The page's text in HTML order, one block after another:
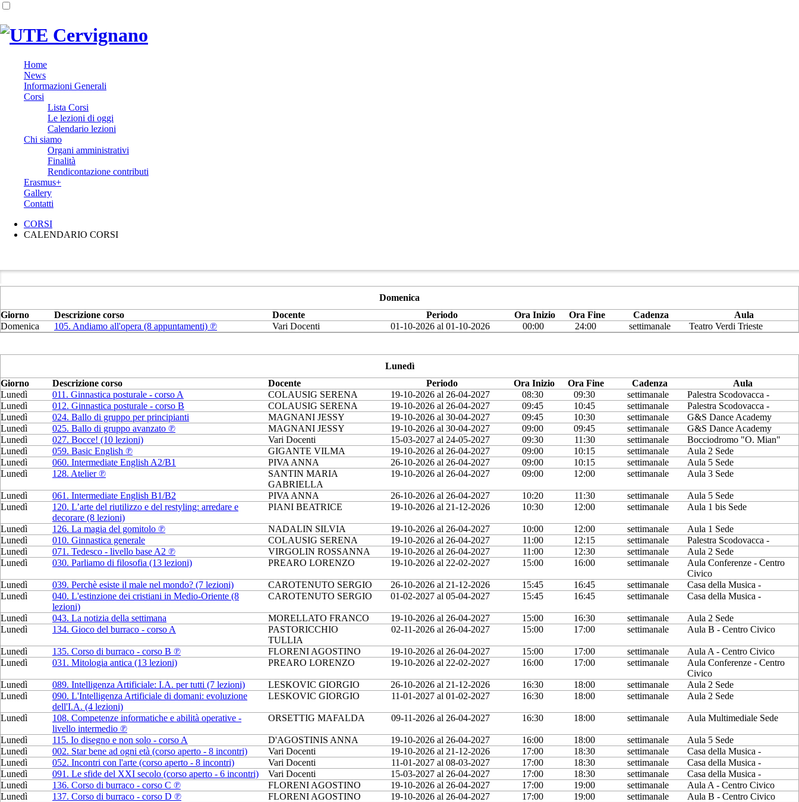
Home
News
Informazioni Generali
Corsi
Lista Corsi
Le lezioni di oggi
Calendario lezioni
Chi siamo
Organi amministrativi
Finalità
Rendicontazione contributi
Erasmus+
Gallery
Contatti
CORSI
CALENDARIO CORSI
Domenica
Giorno
Descrizione corso Docente Periodo Ora Inizio Ora Fine Cadenza
Aula
Domenica
105. Andiamo all'opera (8 appuntamenti) ℗ Vari Docenti 01-10-2026 al 01-10-2026 00:00 24:00 settimanale Teatro Verdi Trieste
Lunedì
Giorno
Descrizione corso Docente Periodo Ora Inizio Ora Fine Cadenza
Aula
Lunedì
011. Ginnastica posturale - corso A COLAUSIG SERENA 19-10-2026 al 26-04-2027 08:30 09:30 settimanale
Palestra Scodovacca -
Lunedì
012. Ginnastica posturale - corso B COLAUSIG SERENA 19-10-2026 al 26-04-2027 09:45 10:45 settimanale
Palestra Scodovacca -
Lunedì
024. Ballo di gruppo per principianti MAGNANI JESSY 19-10-2026 al 30-04-2027 09:45 10:30 settimanale
G&S Dance Academy
Lunedì
025. Ballo di gruppo avanzato ℗ MAGNANI JESSY 19-10-2026 al 30-04-2027 09:00 09:45 settimanale
G&S Dance Academy
Lunedì
027. Bocce! (10 lezioni) Vari Docenti 15-03-2027 al 24-05-2027 09:30 11:30 settimanale
Bocciodromo "O. Mian"
Lunedì
059. Basic English ℗ GIGANTE VILMA 19-10-2026 al 26-04-2027 09:00 10:15 settimanale
Aula 2 Sede
Lunedì
060. Intermediate English A2/B1 PIVA ANNA 26-10-2026 al 26-04-2027 09:00 10:15 settimanale
Aula 5 Sede
Lunedì
128. Atelier ℗
SANTIN MARIA
GABRIELLA
19-10-2026 al 26-04-2027 09:00 12:00 settimanale Aula 3 Sede
Lunedì 061. Intermediate English B1/B2 PIVA ANNA 26-10-2026 al 26-04-2027 10:20 11:30 settimanale
Aula 5 Sede
Lunedì
120. L’arte del riutilizzo e del restyling: arredare e
decorare (8 lezioni)
PIANI BEATRICE 19-10-2026 al 21-12-2026 10:30 12:00 settimanale Aula 1 bis Sede
Lunedì 126. La magia del gomitolo ℗ NADALIN SILVIA 19-10-2026 al 26-04-2027 10:00 12:00 settimanale
Aula 1 Sede
Lunedì
010. Ginnastica generale COLAUSIG SERENA 19-10-2026 al 26-04-2027 11:00 12:15 settimanale
Palestra Scodovacca -
Lunedì
071. Tedesco - livello base A2 ℗ VIRGOLIN ROSSANNA 19-10-2026 al 26-04-2027 11:00 12:30 settimanale
Aula 2 Sede
Lunedì
030. Parliamo di filosofia (13 lezioni) PREARO LORENZO 19-10-2026 al 22-02-2027 15:00 16:00 settimanale
Aula Conferenze - Centro
Civico
Lunedì
039. Perchè esiste il male nel mondo? (7 lezioni) CAROTENUTO SERGIO 26-10-2026 al 21-12-2026 15:45 16:45 settimanale
Casa della Musica -
Lunedì
040. L'estinzione dei cristiani in Medio-Oriente (8
lezioni)
CAROTENUTO SERGIO 01-02-2027 al 05-04-2027 15:45 16:45 settimanale Casa della Musica -
Lunedì 043. La notizia della settimana MORELLATO FRANCO 19-10-2026 al 26-04-2027 15:00 16:30 settimanale
Aula 2 Sede
Lunedì
134. Gioco del burraco - corso A
PASTORICCHIO
TULLIA
02-11-2026 al 26-04-2027 15:00 17:00 settimanale Aula B - Centro Civico
Lunedì 135. Corso di burraco - corso B ℗ FLORENI AGOSTINO 19-10-2026 al 26-04-2027 15:00 17:00 settimanale
Aula A - Centro Civico
Lunedì
031. Mitologia antica (13 lezioni) PREARO LORENZO 19-10-2026 al 22-02-2027 16:00 17:00 settimanale
Aula Conferenze - Centro
Civico
Lunedì
089. Intelligenza Artificiale: I.A. per tutti (7 lezioni) LESKOVIC GIORGIO 26-10-2026 al 21-12-2026 16:30 18:00 settimanale
Aula 2 Sede
Lunedì
090. L'Intelligenza Artificiale di domani: evoluzione
dell'I.A. (4 lezioni)
LESKOVIC GIORGIO 11-01-2027 al 01-02-2027 16:30 18:00 settimanale Aula 2 Sede
Lunedì
108. Competenze informatiche e abilità operative -
livello intermedio ℗
ORSETTIG MAFALDA 09-11-2026 al 26-04-2027 16:30 18:00 settimanale Aula Multimediale Sede
Lunedì 115. Io disegno e non solo - corso A D'AGOSTINIS ANNA 19-10-2026 al 26-04-2027 16:00 18:00 settimanale
Aula 5 Sede
Lunedì
002. Star bene ad ogni età (corso aperto - 8 incontri) Vari Docenti 19-10-2026 al 21-12-2026 17:00 18:30 settimanale
Casa della Musica -
Lunedì
052. Incontri con l'arte (corso aperto - 8 incontri) Vari Docenti 11-01-2027 al 08-03-2027 17:00 18:30 settimanale
Casa della Musica -
Lunedì
091. Le sfide del XXI secolo (corso aperto - 6 incontri) Vari Docenti 15-03-2027 al 26-04-2027 17:00 18:30 settimanale
Casa della Musica -
Lunedì
136. Corso di burraco - corso C ℗ FLORENI AGOSTINO 19-10-2026 al 26-04-2027 17:00 19:00 settimanale
Aula A - Centro Civico
Lunedì
137. Corso di burraco - corso D ℗ FLORENI AGOSTINO 19-10-2026 al 26-04-2027 17:00 19:00 settimanale Aula B - Centro Civico